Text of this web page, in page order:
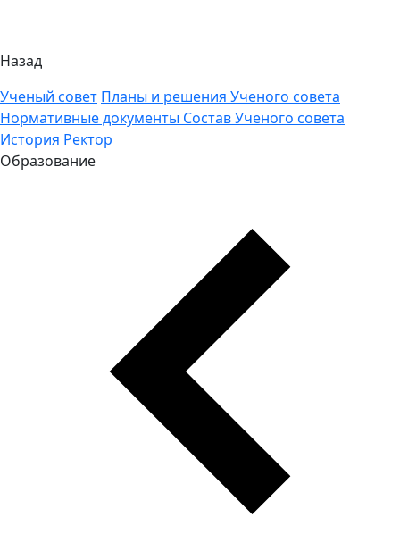
Назад
Ученый совет Планы и решения Ученого совета
Нормативные документы Состав Ученого совета
История Ректор
Образование